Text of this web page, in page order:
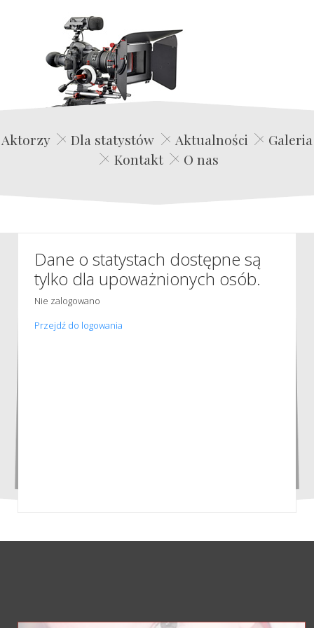
Edwin Film Agencja Aktorska
Aktorzy Dla statystów Aktualności
Galeria
Kontakt
O nas
Dane o statystach dostępne są
tylko dla upoważnionych osób.
Nie zalogowano
Przejdź do logowania